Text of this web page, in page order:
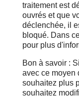
traitement est
ouvrés et que
déclenchée, il
bloqué. Dans
pour plus
Bon à savoir :
avec ce moyen
souhaitez plus
souhaitez